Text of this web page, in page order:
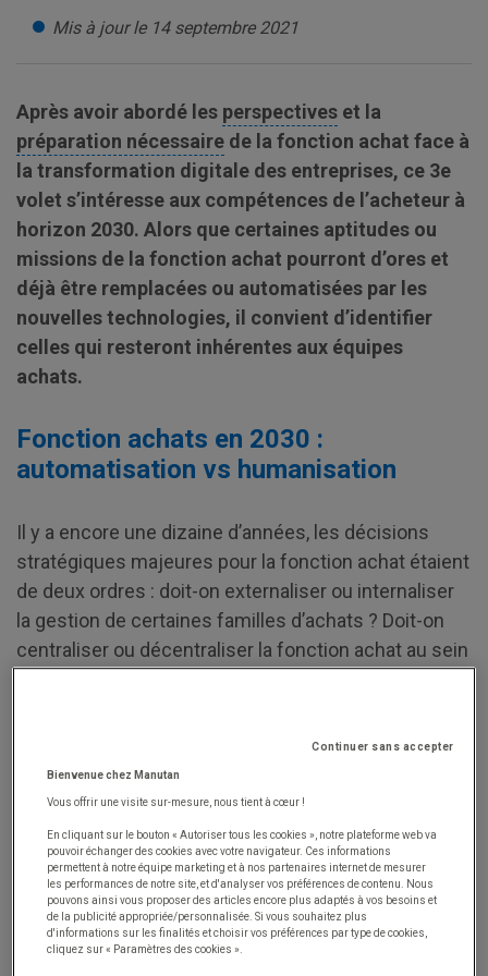
Mis à jour le 14 septembre 2021
Après avoir abordé les perspectives et la
préparation nécessaire de la fonction achat face à
la transformation digitale des entreprises, ce 3e
volet s’intéresse aux compétences de l’acheteur à
horizon 2030. Alors que certaines aptitudes ou
missions de la fonction achat pourront d’ores et
déjà être remplacées ou automatisées par les
nouvelles technologies, il convient d’identifier
celles qui resteront inhérentes aux équipes
achats.
Fonction achats en 2030 :
automatisation vs humanisation
Il y a encore une dizaine d’années, les décisions
stratégiques majeures pour la fonction achat étaient
de deux ordres : doit-on externaliser ou internaliser
la gestion de certaines familles d’achats ? Doit-on
centraliser ou décentraliser la fonction achat au sein
d’équilibre. Pour les professionnels des achats,
la
grande question porte plutôt sur l’automatisation
ou l’humanisation de certaines opérations.
Dans un futur proche, les directeurs des achats vont
devoir différencier les tâches qui seront confiées à
leurs équipes et aux nouvelles technologies. En
effet, certains processus achats peuvent être
codifiés et automatisés, mais d’autres tâches
Continuer sans accepter
Bienvenue chez Manutan
Vous offrir une visite sur-mesure, nous tient à cœur !
En cliquant sur le bouton « Autoriser tous les cookies », notre plateforme web va
pouvoir échanger des cookies avec votre navigateur. Ces informations
permettent à notre équipe marketing et à nos partenaires internet de mesurer
les performances de notre site, et d'analyser vos préférences de contenu. Nous
pouvons ainsi vous proposer des articles encore plus adaptés à vos besoins et
de la publicité appropriée/personnalisée. Si vous souhaitez plus
d'informations sur les finalités et choisir vos préférences par type de cookies,
cliquez sur « Paramètres des cookies ».